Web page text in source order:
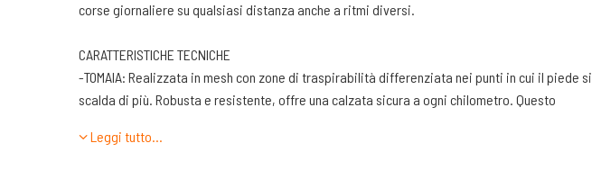
corse giornaliere su qualsiasi distanza anche a ritmi diversi.
CARATTERISTICHE TECNICHE
-TOMAIA: Realizzata in mesh con zone di traspirabilità differenziata nei punti in cui il piede si
scalda di più. Robusta e resistente, offre una calzata sicura a ogni chilometro. Questo
per il piede. Allacciatura realizzata con occhielli passalaccio per una chiusura precisa.
Leggi tutto…